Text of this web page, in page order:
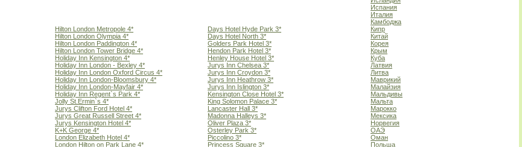
Hilton London Metropole 4*
Hilton London Olympia 4*
Hilton London Paddington 4*
Hilton London Tower Bridge 4*
Holiday Inn Kensington 4*
Holiday Inn London - Bexley 4*
Holiday Inn London Oxford Circus 4*
Holiday Inn London-Bloomsbury 4*
Holiday Inn London-Mayfair 4*
Holiday Inn Regent`s Park 4*
Jolly St.Ermin`s 4*
Jurys Clifton Ford Hotel 4*
Jurys Great Russell Street 4*
Jurys Kensington Hotel 4*
K+K George 4*
London Elizabeth Hotel 4*
London Hilton on Park Lane 4*
Days Hotel Hyde Park 3*
Days Hotel North 3*
Golders Park Hotel 3*
Hendon Park Hotel 3*
Henley House Hotel 3*
Jurys Inn Chelsea 3*
Jurys Inn Croydon 3*
Jurys Inn Heathrow 3*
Jurys Inn Islington 3*
Kensington Close Hotel 3*
King Solomon Palace 3*
Lancaster Hall 3*
Madonna Halleys 3*
Oliver Plaza 3*
Osterley Park 3*
Piccolino 3*
Princess Square 3*
Испания
Италия
Камбоджа
Кипр
Китай
Корея
Крым
Куба
Латвия
Литва
Маврикий
Малайзия
Мальдивы
Мальта
Марокко
Мексика
Норвегия
ОАЭ
Оман
Польша